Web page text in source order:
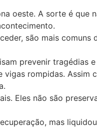
oeste. A sorte é que
são mais comuns
prevenir tragédias
rompidas. Assim
Eles não são
mas